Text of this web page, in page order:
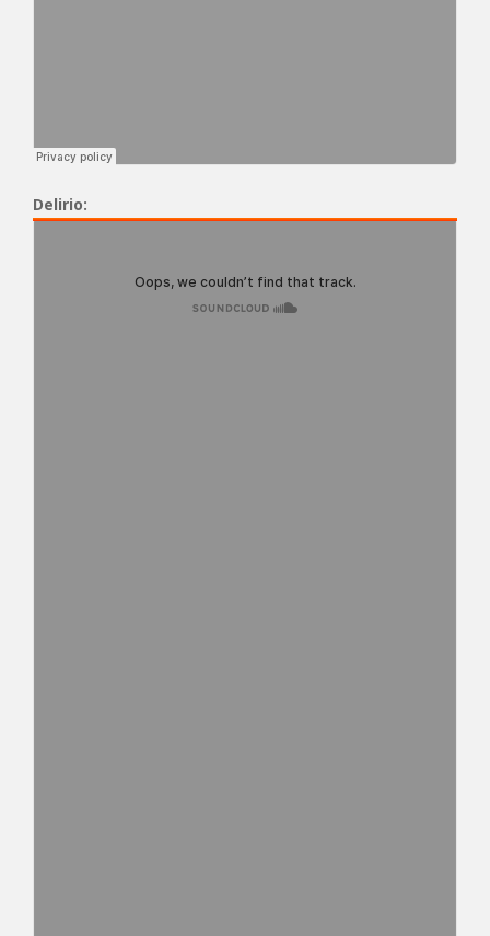
Delirio: